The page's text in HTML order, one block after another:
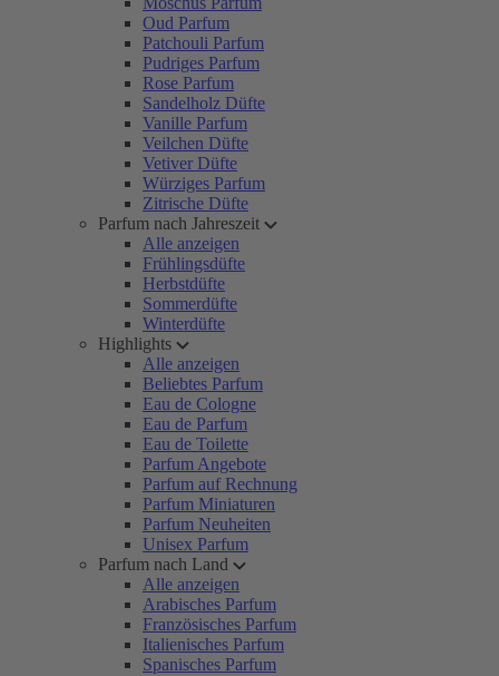
Oud Parfum
Patchouli Parfum
Pudriges Parfum
Rose Parfum
Sandelholz Düfte
Vanille Parfum
Veilchen Düfte
Vetiver Düfte
Würziges Parfum
Zitrische Düfte
Parfum nach Jahreszeit
Alle anzeigen
Frühlingsdüfte
Herbstdüfte
Sommerdüfte
Winterdüfte
Highlights
Alle anzeigen
Beliebtes Parfum
Eau de Cologne
Eau de Parfum
Eau de Toilette
Parfum Angebote
Parfum auf Rechnung
Parfum Miniaturen
Parfum Neuheiten
Unisex Parfum
Parfum nach Land
Alle anzeigen
Arabisches Parfum
Französisches Parfum
Italienisches Parfum
Spanisches Parfum